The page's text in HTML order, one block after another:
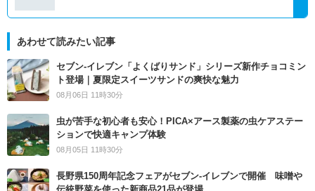
あわせて読みたい記事
セブン‐イレブン「よくばりサンド」シリーズ新作チョコミン
ト登場｜夏限定スイーツサンドの爽快な魅力
08月06日 11時30分
虫が苦手な初心者も安心！PICA×アース製薬の虫ケアステー
ションで快適キャンプ体験
08月05日 11時30分
長野県150周年記念フェアがセブン-イレブンで開催 味噌や